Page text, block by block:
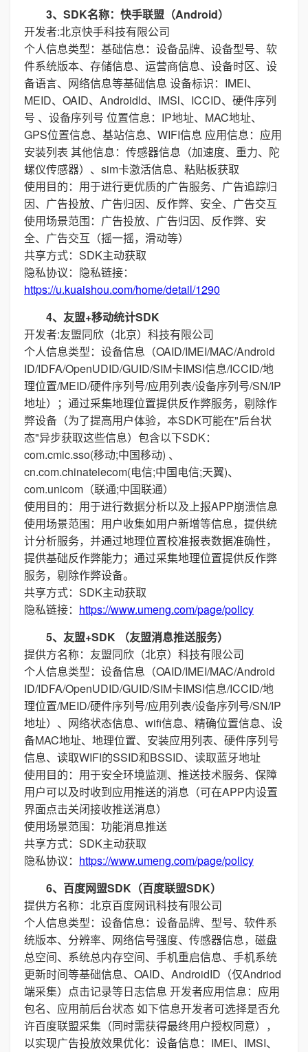
3、SDK名称：快手联盟（Android）
开发者:北京快手科技有限公司
个人信息类型：基础信息：设备品牌、设备型号、软
件系统版本、存储信息、运营商信息、设备时区、设
备语言、网络信息等基础信息 设备标识：IMEI、
MEID、OAID、Androidld、IMSl、ICCID、硬件序列
号 、设备序列号 位置信息：IP地址、MAC地址、
GPS位置信息、基站信息、WIFI信息 应用信息：应用
安装列表 其他信息：传感器信息（加速度、重力、陀
螺仪传感器）、sim卡激活信息、粘贴板获取
使用目的：用于进行更优质的广告服务、广告追踪归
因、广告投放、广告归因、反作弊、安全、广告交互
使用场景范围：广告投放、广告归因、反作弊、安
全、广告交互（摇一摇，滑动等）
共享方式：SDK主动获取
隐私协议：隐私链接：
https://u.kuaishou.com/home/detail/1290
4、友盟+移动统计SDK
开发者:友盟同欣（北京）科技有限公司
个人信息类型：设备信息（OAID/IMEI/MAC/Android
ID/IDFA/OpenUDID/GUID/SIM卡IMSI信息/ICCID/地
理位置/MEID/硬件序列号/应用列表/设备序列号/SN/IP
地址）；通过采集地理位置提供反作弊服务，剔除作
弊设备（为了提高用户体验，本SDK可能在"后台状
态"异步获取这些信息）包含以下SDK：
com.cmic.sso(移动;中国移动) 、
cn.com.chinatelecom(电信;中国电信;天翼)、
com.unicom（联通;中国联通）
使用目的：用于进行数据分析以及上报APP崩溃信息
使用场景范围：用户收集如用户新增等信息，提供统
计分析服务，并通过地理位置校准报表数据准确性，
提供基础反作弊能力；通过采集地理位置提供反作弊
服务，剔除作弊设备。
共享方式：SDK主动获取
隐私链接： https://www.umeng.com/page/policy
5、友盟+SDK （友盟消息推送服务）
提供方名称：友盟同欣（北京）科技有限公司
个人信息类型：设备信息（OAID/IMEI/MAC/Android
ID/IDFA/OpenUDID/GUID/SIM卡IMSI信息/ICCID/地
理位置/MEID/硬件序列号/应用列表/设备序列号/SN/IP
地址）、网络状态信息、wifi信息、精确位置信息、设
备MAC地址、地理位置、安装应用列表、硬件序列号
信息、读取WIFI的SSID和BSSID、读取蓝牙地址
使用目的：用于安全环境监测、推送技术服务、保障
用户可以及时收到应用推送的消息（可在APP内设置
界面点击关闭接收推送消息）
使用场景范围：功能消息推送
共享方式：SDK主动获取
隐私协议： https://www.umeng.com/page/policy
6、百度网盟SDK（百度联盟SDK）
提供方名称：北京百度网讯科技有限公司
个人信息类型：设备信息：设备品牌、型号、软件系
统版本、分辨率、网络信号强度、传感器信息，磁盘
总空间、系统总内存空间、手机重启信息、手机系统
更新时间等基础信息、OAID、AndroidID（仅Andriod
端采集）点击记录等日志信息 开发者应用信息：应用
包名、应用前后台状态 如下信息开发者可选择是否允
许百度联盟采集（同时需获得最终用户授权同意），
以实现广告投放效果优化：设备信息：IMEI、IMSI、